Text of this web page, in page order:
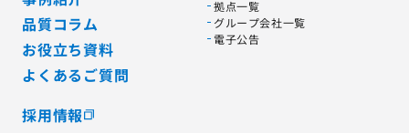
品質コラム
お役立ち資料
よくあるご質問
拠点一覧
グループ会社一覧
電子公告
採用情報